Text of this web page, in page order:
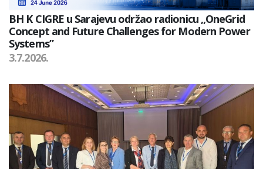
BH K CIGRE u Sarajevu održao radionicu „OneGrid
Concept and Future Challenges for Modern Power
Systems”
3.7.2026.